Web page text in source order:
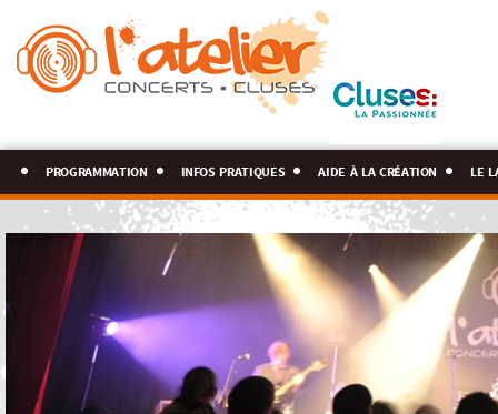
programmation infos pratiques aide à la création le